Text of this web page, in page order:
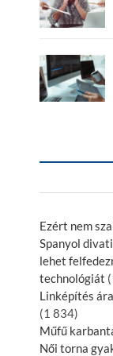
Ezért nem
Spanyol
lehet
technológiát
Linképítés
(1 834)
Műfű
Női torna